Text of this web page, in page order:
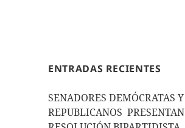
ENTRADAS RECIENTES
SENADORES DEMÓCRATAS Y
REPUBLICANOS PRESENTAN